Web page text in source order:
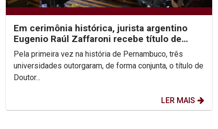
Em cerimônia histórica, jurista argentino
Eugenio Raúl Zaffaroni recebe título de
Doutor Honoris...
Pela primeira vez na história de Pernambuco, três
universidades outorgaram, de forma conjunta, o título de
Doutor...
LER MAIS